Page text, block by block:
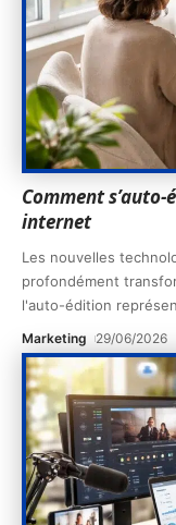
Comment
internet
Les nouvelles
profondément
l'auto-édition
Marketing 29/06/2026